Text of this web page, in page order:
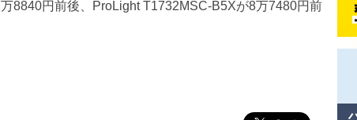
8840円前後、ProLight T1732MSC-B5Xが8万7480円前